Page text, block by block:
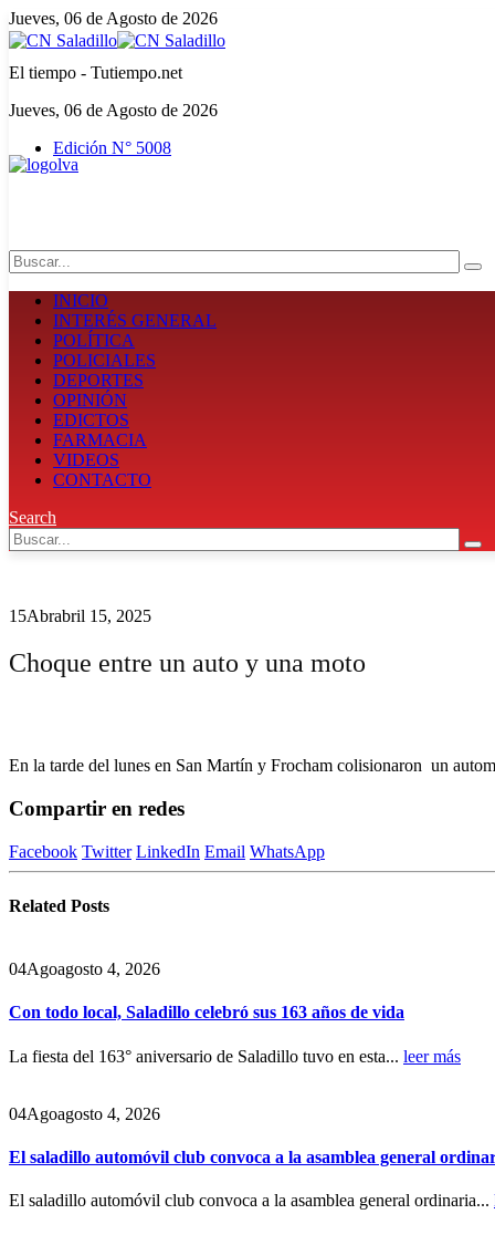
Jueves, 06 de Agosto de 2026
El tiempo - Tutiempo.net
Jueves, 06 de Agosto de 2026
Edición N° 5008
INICIO
INTERÉS GENERAL
POLÍTICA
POLICIALES
DEPORTES
OPINIÓN
EDICTOS
FARMACIA
VIDEOS
CONTACTO
Search
15Abrabril 15, 2025
Choque entre un auto y una moto
En la tarde del lunes en San Martín y Frocham colisionaron un
Compartir en redes
Facebook Twitter LinkedIn Email WhatsApp
Related Posts
04Agoagosto 4, 2026
Con todo local, Saladillo celebró sus 163 años de vida
La fiesta del 163° aniversario de Saladillo tuvo en esta... leer más
04Agoagosto 4, 2026
El saladillo automóvil club convoca a la asamblea general
El saladillo automóvil club convoca a la asamblea general ordinaria...